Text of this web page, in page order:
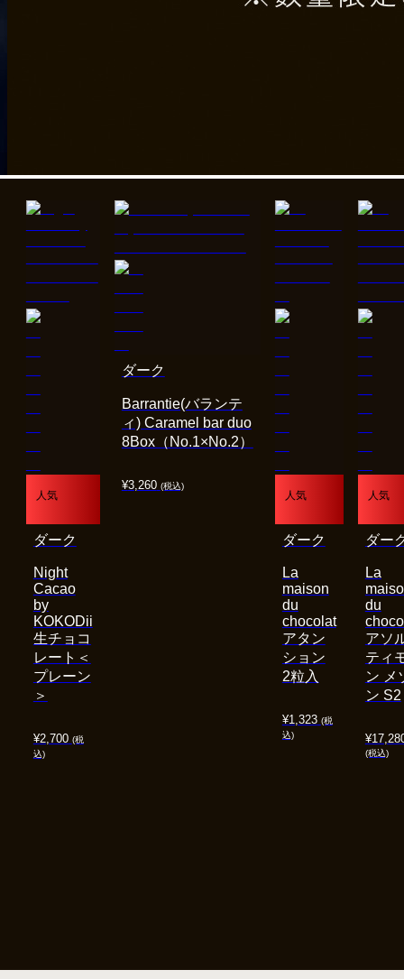
人気
¥2,700 (税
込)
Night
Cacao
by
KOKODii
生チョコ
レート＜
プレーン
＞
ダーク
¥3,260 (税込)
Barrantie(バランテ
ィ) Caramel bar duo
8Box（No.1×No.2）
ダーク
人気
¥1,323 (税
込)
La
maison
du
chocolat
アタン
ション
2粒入
ダーク
人気
¥
(税込)
La
du
アソ
ティ
ン メ
ン S2
ダー